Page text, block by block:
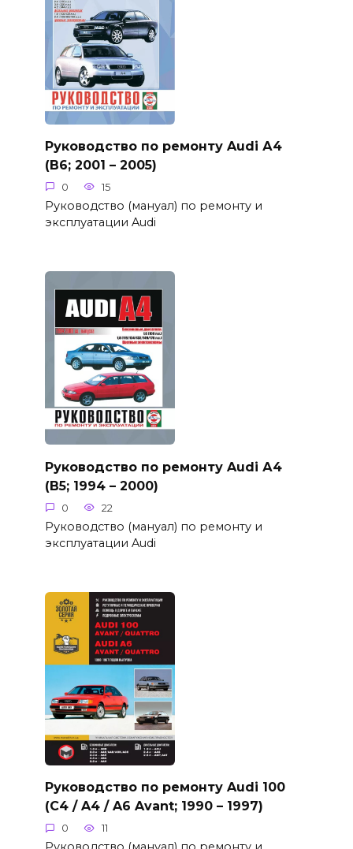
Руководство по ремонту Audi А4
(B6; 2001 – 2005)
0 15
Руководство (мануал) по ремонту и
эксплуатации Audi
Руководство по ремонту Audi А4
(B5; 1994 – 2000)
0 22
Руководство (мануал) по ремонту и
эксплуатации Audi
Руководство по ремонту Audi 100
(C4 / A4 / A6 Avant; 1990 – 1997)
0 11